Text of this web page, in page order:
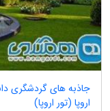
جاذبه های گردشگری
اروپا (تور اروپا)